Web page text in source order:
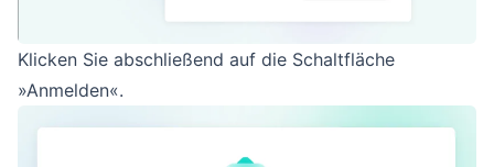
Klicken Sie abschließend auf die Schaltfläche
»Anmelden«.